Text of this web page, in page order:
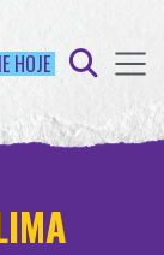
HOJE